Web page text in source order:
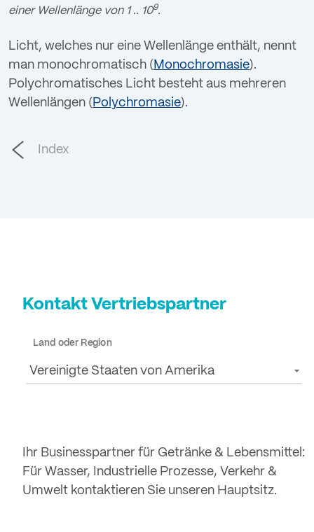
einer Wellenlänge von 1 .. 109.
Licht, welches nur eine Wellenlänge enthält, nennt
man monochromatisch ( Monochromasie).
Polychromatisches Licht besteht aus mehreren
Wellenlängen ( Polychromasie).
Index
Kontakt Vertriebspartner
Land oder Region
Vereinigte Staaten von Amerika
Ihr Businesspartner für Getränke & Lebensmittel:
Für Wasser, Industrielle Prozesse, Verkehr &
Umwelt kontaktieren Sie unseren Hauptsitz.